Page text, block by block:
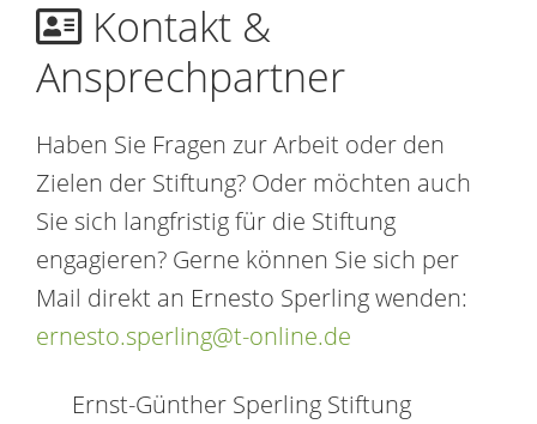
Kontakt &
Ansprechpartner
Haben Sie Fragen zur Arbeit oder den
Zielen der Stiftung? Oder möchten auch
Sie sich langfristig für die Stiftung
engagieren? Gerne können Sie sich per
Mail direkt an Ernesto Sperling wenden:
ernesto.sperling@t-online.de
Ernst-Günther Sperling Stiftung